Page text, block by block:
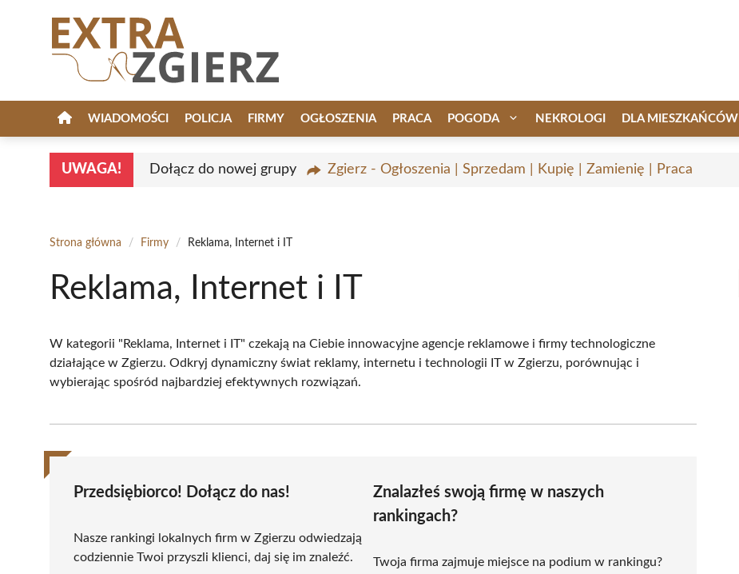
WIADOMOŚCI POLICJA FIRMY OGŁOSZENIA PRACA POGODA NEKROLOGI DLA MIESZKAŃCÓW
UWAGA! Dołącz do nowej grupy Zgierz - Ogłoszenia | Sprzedam | Kupię | Zamienię | Praca
Strona główna / Firmy / Reklama, Internet i IT
Reklama, Internet i IT
W kategorii "Reklama, Internet i IT" czekają na Ciebie innowacyjne agencje reklamowe i firmy technologiczne
działające w Zgierzu. Odkryj dynamiczny świat reklamy, internetu i technologii IT w Zgierzu, porównując i
wybierając spośród najbardziej efektywnych rozwiązań.
Przedsiębiorco! Dołącz do nas!
Nasze rankingi lokalnych firm w Zgierzu odwiedzają
codziennie Twoi przyszli klienci, daj się im znaleźć.
Znalazłeś swoją firmę w naszych
rankingach?
Twoja firma zajmuje miejsce na podium w rankingu?